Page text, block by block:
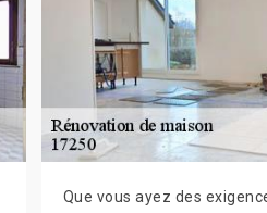
Que vous ayez des